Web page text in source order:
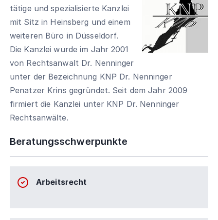
tätige und spezialisierte Kanzlei
mit Sitz in Heinsberg und einem
weiteren Büro in Düsseldorf.
Die Kanzlei wurde im Jahr 2001
von Rechtsanwalt Dr. Nenninger
unter der Bezeichnung KNP Dr. Nenninger
Penatzer Krins gegründet. Seit dem Jahr 2009
firmiert die Kanzlei unter KNP Dr. Nenninger
Rechtsanwälte.
Beratungsschwerpunkte
Arbeitsrecht